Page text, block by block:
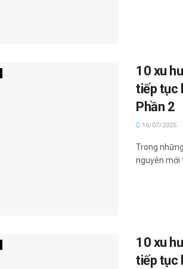
10 xu
tiếp tục
Phần 2
16/07/2025
Trong
nguyên mới
10 xu
tiếp tục